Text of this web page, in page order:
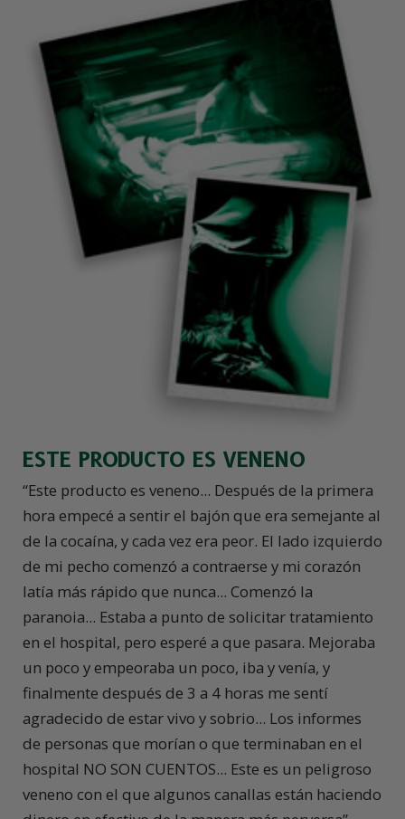
ESTE PRODUCTO ES VENENO
“Este producto es veneno... Después de la primera
hora empecé a sentir el bajón que era semejante al
de la cocaína, y cada vez era peor. El lado izquierdo
de mi pecho comenzó a contraerse y mi corazón
latía más rápido que nunca... Comenzó la
paranoia... Estaba a punto de solicitar tratamiento
en el hospital, pero esperé a que pasara. Mejoraba
un poco y empeoraba un poco, iba y venía, y
finalmente después de 3 a 4 horas me sentí
agradecido de estar vivo y sobrio... Los informes
de personas que morían o que terminaban en el
hospital NO SON CUENTOS... Este es un peligroso
veneno con el que algunos canallas están haciendo